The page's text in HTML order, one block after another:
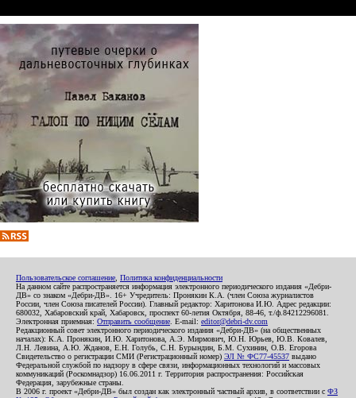
Пользовательское соглашение Политика конфиденциальности
На данном сайте распространяется информация электронного периодического издания «Дебри-
ДВ» со знаком «Дебри-ДВ». 16+ Учредитель: Пронякин К.А. (член Союза журналистов
России, член Союза писателей России). Главный редактор: Харитонова И.Ю. Адрес редакции:
680032, Хабаровский край, Хабаровск, проспект 60-летия Октября, 88-46, т./ф.84212296081.
Электронная приемная: Отправить сообщение . E-mail: editor@debri-dv.com
Редакционный совет электронного периодического издания «Дебри-ДВ» (на общественных
началах): К.А. Пронякин, И.Ю. Харитонова, А.Э. Мирмович, Ю.Н. Юрьев, Ю.В. Ковалев,
Л.Н. Левина, А.Ю. Жданов, Е.Н. Голубь, С.Н. Бурындин, Б.М. Сухинин, О.В. Егорова
Свидетельство о регистрации СМИ (Регистрационный номер) ЭЛ № ФС77-45537 выдано
Федеральной службой по надзору в сфере связи, информационных технологий и массовых
коммуникаций (Роскомнадзор) 16.06.2011 г. Территория распространения: Российская
Федерация, зарубежные страны.
В 2006 г. проект «Дебри-ДВ» был создан как электронный частный архив, в соответствии с ФЗ